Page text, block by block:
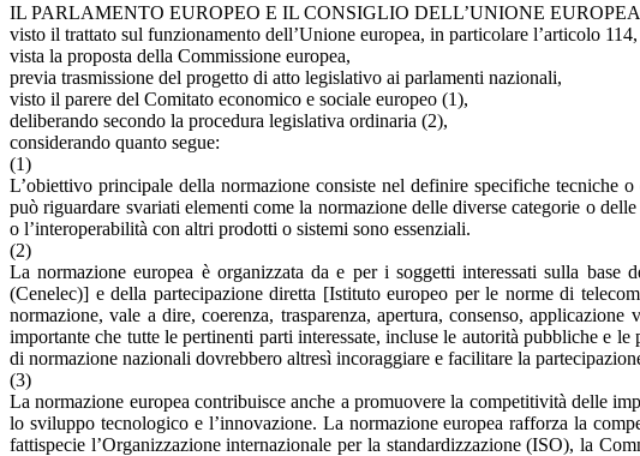
IL PARLAMENTO EUROPEO E IL CONSIGLIO DELL’UNIONE
visto il trattato sul funzionamento dell’Unione europea, in particolare l’articolo 114,
vista la proposta della Commissione europea,
previa trasmissione del progetto di atto legislativo ai parlamenti nazionali,
visto il parere del Comitato economico e sociale europeo (1),
deliberando secondo la procedura legislativa ordinaria (2),
considerando quanto segue:
(1)
L’obiettivo principale della normazione consiste nel definire specifiche
può riguardare svariati elementi come la normazione delle diverse categorie o
o l’interoperabilità con altri prodotti o sistemi sono essenziali.
(2)
La normazione europea è organizzata da e per i soggetti interessati sulla
(Cenelec)] e della partecipazione diretta [Istituto europeo per le norme di
normazione, vale a dire, coerenza, trasparenza, apertura, consenso,
importante che tutte le pertinenti parti interessate, incluse le autorità pubbliche e
di normazione nazionali dovrebbero altresì incoraggiare e facilitare la
(3)
La normazione europea contribuisce anche a promuovere la competitività delle
lo sviluppo tecnologico e l’innovazione. La normazione europea rafforza la
fattispecie l’Organizzazione internazionale per la standardizzazione (ISO), la